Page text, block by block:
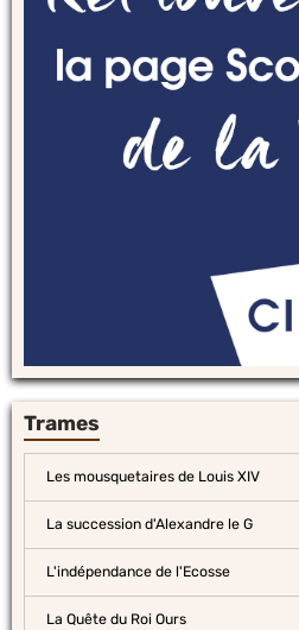
Trames
Les mousquetaires de Louis XIV
La succession d'Alexandre le G
L'indépendance de l'Ecosse
La Quête du Roi Ours